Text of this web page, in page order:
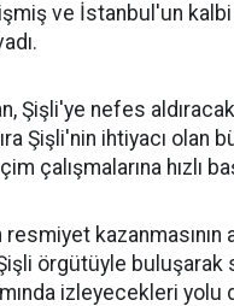
ve İstanbul'un
Şişli'ye nefes aldıracak
Şişli'nin ihtiyacı olan
çalışmalarına hızlı
resmiyet kazanmasının
Şişli örgütüyle buluşarak
izleyecekleri yolu